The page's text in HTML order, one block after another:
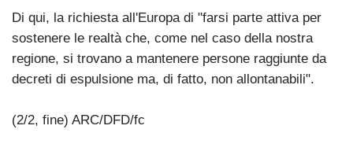
Di qui, la richiesta all'Europa di "farsi parte attiva per
sostenere le realtà che, come nel caso della nostra
regione, si trovano a mantenere persone raggiunte da
decreti di espulsione ma, di fatto, non allontanabili".
(2/2, fine) ARC/DFD/fc